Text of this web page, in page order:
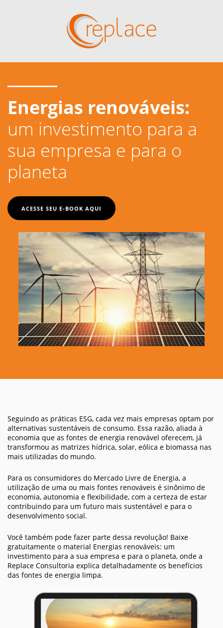
Energias renováveis:
um investimento para a
sua empresa e para o
planeta
ACESSE SEU E-BOOK AQUI
Seguindo as práticas ESG, cada vez mais empresas optam por
alternativas sustentáveis de consumo. Essa razão, aliada à
economia que as fontes de energia renovável oferecem, já
transformou as matrizes hídrica, solar, eólica e biomassa nas
mais utilizadas do mundo.
Para os consumidores do Mercado Livre de Energia, a
utilização de uma ou mais fontes renováveis é sinônimo de
economia, autonomia e flexibilidade, com a certeza de estar
contribuindo para um futuro mais sustentável e para o
desenvolvimento social.
Você também pode fazer parte dessa revolução! Baixe
gratuitamente o material Energias renováveis: um
investimento para a sua empresa e para o planeta, onde a
Replace Consultoria explica detalhadamente os benefícios
das fontes de energia limpa.